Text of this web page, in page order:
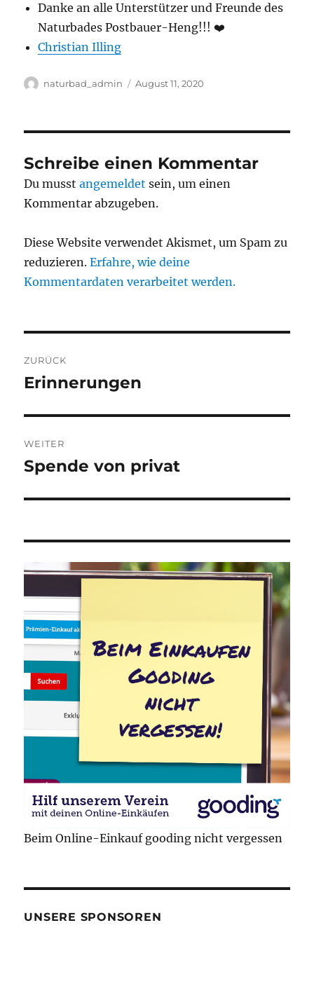
Danke an alle Unterstützer und Freunde des
Naturbades Postbauer-Heng!!! ❤️
Christian Illing
Autor
naturbad_admin
Veröffentlicht
August 11, 2020
Schreibe einen Kommentar
Du musstangemeldet sein, um einen
Kommentar abzugeben.
Diese Website verwendet Akismet, um Spam zu
reduzieren.Erfahre, wie deine
Kommentardaten verarbeitet werden.
ZURÜCK
Vorheriger
Erinnerungen
WEITER
Nächster
Spende von privat
Beim Online-Einkauf gooding nicht vergessen
UNSERE SPONSOREN